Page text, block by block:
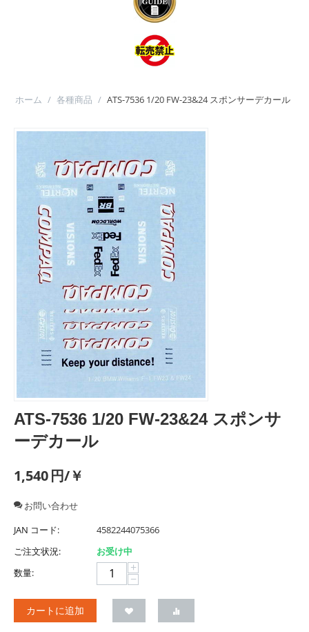
ホーム / 各種商品 / ATS-7536 1/20 FW-23&24 スポンサーデカール
ATS-7536 1/20 FW-23&24 スポンサ
ーデカール
1,540円/￥
お問い合わせ
JAN コード:
4582244075366
ご注文状況:
お受け中
数量:
+
−
カートに追加